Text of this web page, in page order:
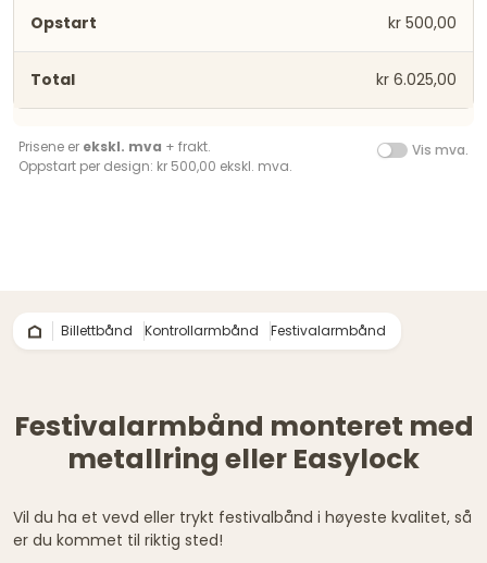
kr 500,00
kr 6.025,00
Prisene er ekskl. mva + frakt.
Oppstart per design: kr 500,00 ekskl. mva.
Vis mva.
Billettbånd Kontrollarmbånd Festivalarmbånd
Festivalarmbånd monteret med
metallring eller Easylock
Vil du ha et vevd eller trykt festivalbånd i høyeste kvalitet, så
er du kommet til riktig sted!